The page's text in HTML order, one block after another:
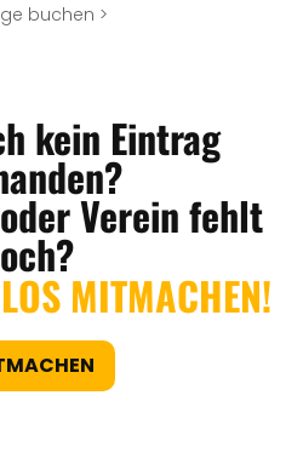
buchen >
kein Eintrag
Verein fehlt
MITMACHEN!